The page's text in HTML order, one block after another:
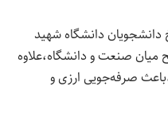
دانشجویان دانشگاه شهید
میان صنعت و دانشگاه،علاوه
صرفه‌جویی ارزی و